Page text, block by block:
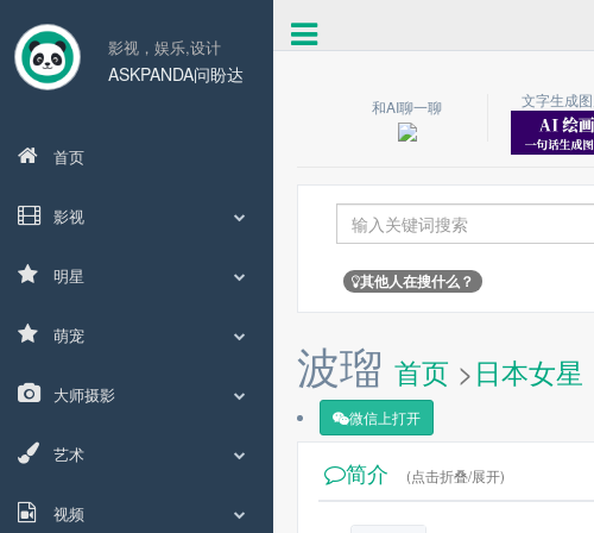
影视，娱乐,设计
ASKPANDA问盼达
首页
影视
明星
萌宠
大师摄影
艺术
视频
和AI聊一聊
文字生成
其他人在搜什么？
波瑠 首页 >日本女星
微信上打开
简介 (点击折叠/展开)